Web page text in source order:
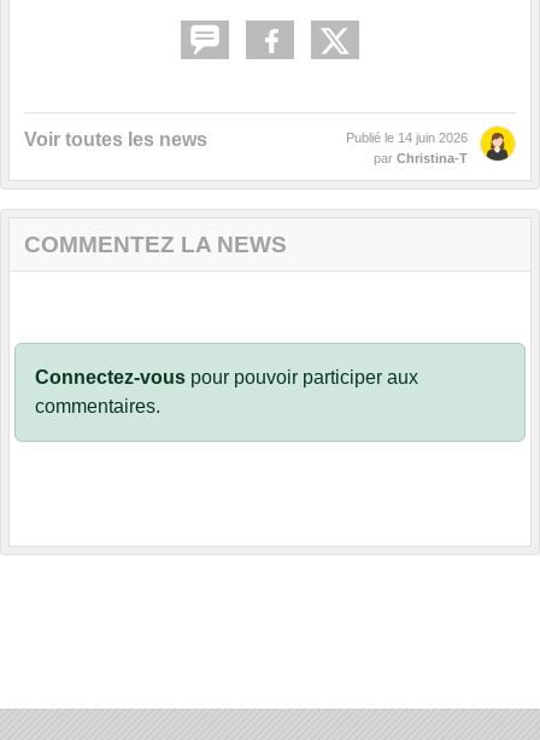
Voir toutes les news Publié le 14 juin 2026
par Christina-T
COMMENTEZ LA NEWS
Connectez-vous pour pouvoir participer aux
commentaires.